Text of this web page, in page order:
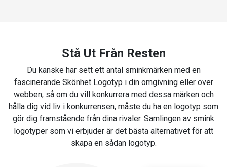
Stå Ut Från Resten
Du kanske har sett ett antal sminkmärken med en
fascinerande Skönhet Logotyp i din omgivning eller över
webben, så om du vill konkurrera med dessa märken och
hålla dig vid liv i konkurrensen, måste du ha en logotyp som
gör dig framstående från dina rivaler. Samlingen av smink
logotyper som vi erbjuder är det bästa alternativet för att
skapa en sådan logotyp.